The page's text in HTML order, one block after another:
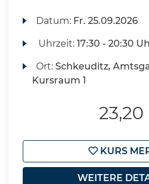
Datum: Fr. 25.09.2026
Uhrzeit:17:30 - 20:30
Ort:Schkeuditz,
Kursraum 1
KURS
WEITERE